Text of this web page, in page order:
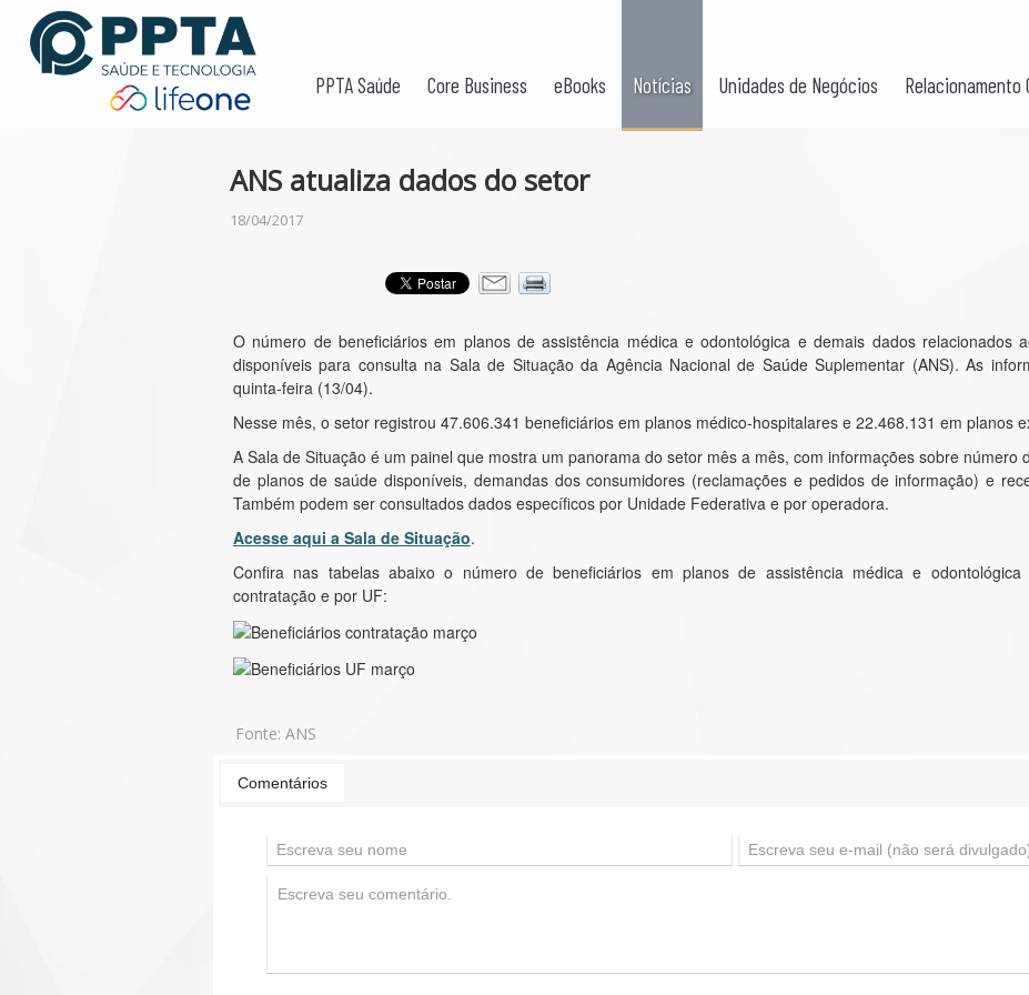
PPTA Saúde Core Business eBooks Notícias Unidades de Negócios Relacionamento
ANS atualiza dados do setor
18/04/2017
O número de beneficiários em planos de assistência médica e odontológica e demais dados relacionados
disponíveis para consulta na Sala de Situação da Agência Nacional de Saúde Suplementar (ANS). As
quinta-feira (13/04).
Nesse mês, o setor registrou 47.606.341 beneficiários em planos médico-hospitalares e 22.468.131 em planos
A Sala de Situação é um painel que mostra um panorama do setor mês a mês, com informações sobre número
de planos de saúde disponíveis, demandas dos consumidores (reclamações e pedidos de informação) e
Também podem ser consultados dados específicos por Unidade Federativa e por operadora.
Acesse aqui a Sala de Situação.
Confira nas tabelas abaixo o número de beneficiários em planos de assistência médica e
contratação e por UF:
Fonte: ANS
Comentários